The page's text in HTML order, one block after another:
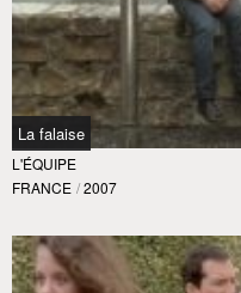
La falaise
L'ÉQUIPE
FRANCE / 2007